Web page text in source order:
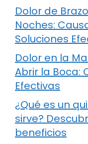
Dolor de
Noches:
Soluciones
Dolor en la
Abrir la Boca:
Efectivas
¿Qué es un
sirve?
beneficios